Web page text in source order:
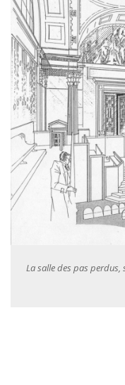
Arrivée au palais
Halaunbrenner le jour